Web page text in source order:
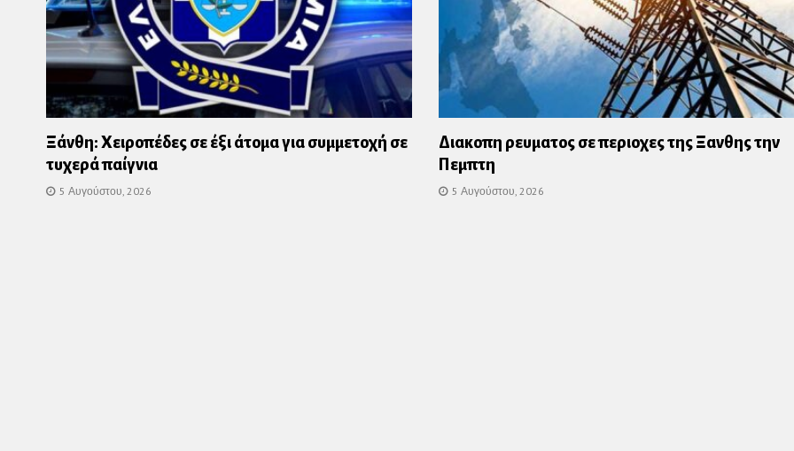
Ξάνθη: Χειροπέδες σε έξι άτομα για συμμετοχή σε
τυχερά παίγνια
5 Αυγούστου, 2026
Διακοπη ρευματος σε περιοχες της Ξανθης την
Πεμπτη
5 Αυγούστου, 2026